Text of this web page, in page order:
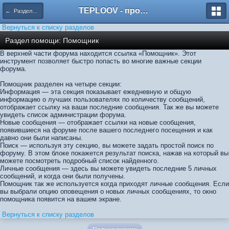
← Разделы помощи TEPLOOV - программный комплекс для расчёта систем отопления и вентиляции
Вернуться к списку разделов
Раздел помощи: Помощник
В верхней части форума находится ссылка «Помощник». Этот
инструмент позволяет быстро попасть во многие важные секции
форума.
Помощник разделен на четыре секции:
Информация — эта секция показывает ежедневную и общую
информацию о лучших пользователях по количеству сообщений,
отображает ссылку на ваши последние сообщения. Так же вы можете
увидеть список администрации форума.
Новые сообщения — отображает ссылки на новые сообщения,
появившиеся на форуме после вашего последнего посещения и как
давно они были написаны.
Поиск — используя эту секцию, вы можете задать простой поиск по
форуму. В этом блоке покажется результат поиска, нажав на который вы
можете посмотреть подробный список найденного.
Личные сообщения — здесь вы можете увидеть последние 5 личных
сообщений, и когда они были получены.
Помощник так же используется когда приходят личные сообщения. Если
вы выбрали опцию оповещения о новых личных сообщениях, то окно
помощника появится на вашем экране.
Вернуться к списку разделов